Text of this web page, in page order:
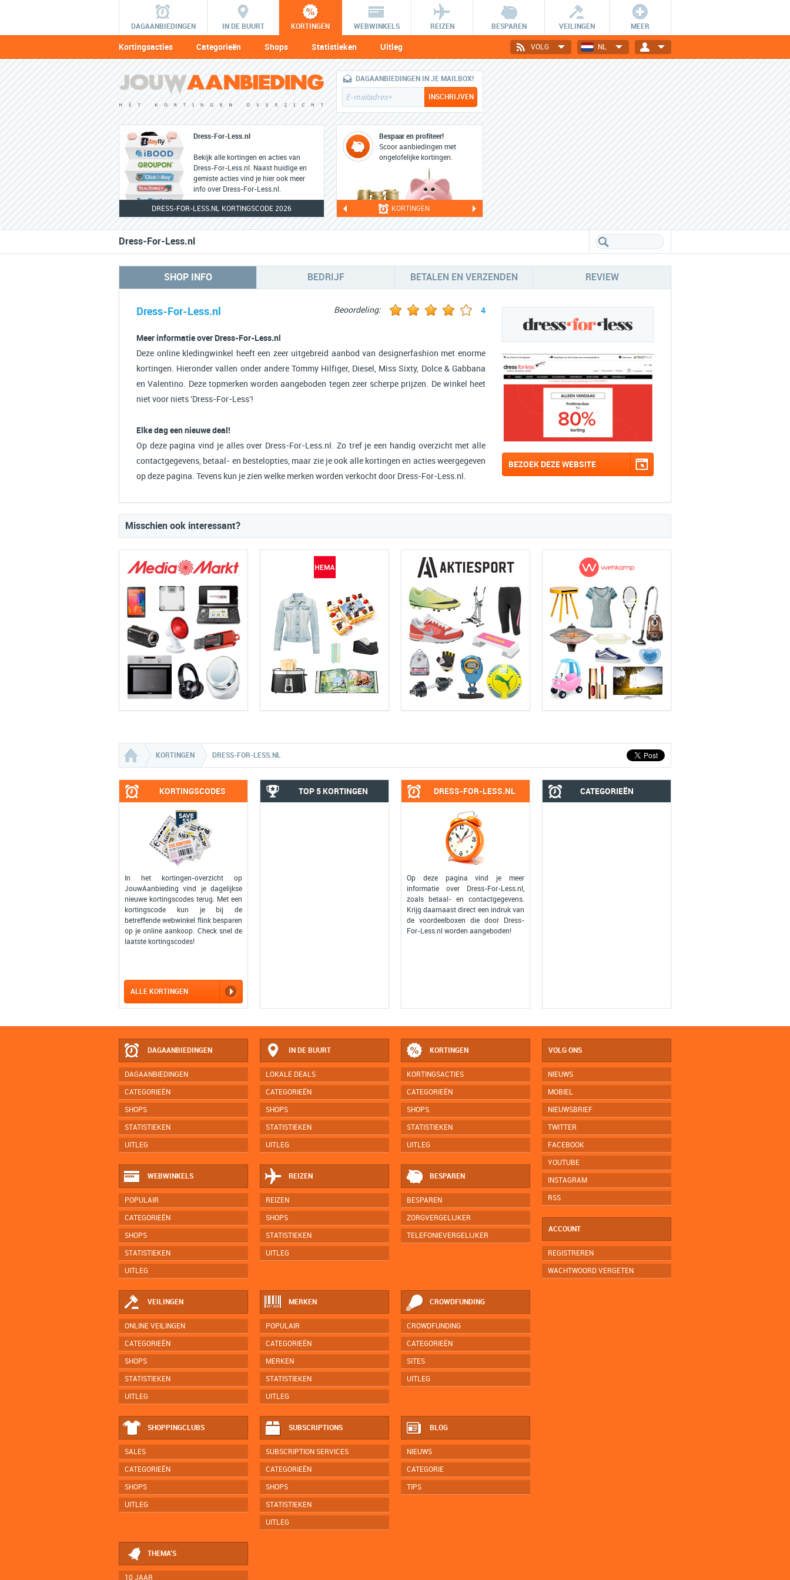
DAGAANBIEDINGEN IN DE BUURT KORTINGEN WEBWINKELS REIZEN BESPAREN VEILINGEN MEER
Kortingsacties Categorieën Shops Statistieken Uitleg NL
VOLG
Dress-For-Less.nl
Bekijk alle kortingen en acties van
Dress-For-Less.nl. Naast huidige en
gemiste acties vind je hier ook meer
info over Dress-For-Less.nl.
DRESS-FOR-LESS.NL KORTINGSCODE 2026
DAGAANBIEDINGEN IN JE MAILBOX!
Bespaar en profiteer!
Scoor aanbiedingen met
ongelofelijke kortingen.
KORTINGEN
Dress-For-Less.nl
SHOP INFO BEDRIJF BETALEN EN VERZENDEN REVIEW
Dress-For-Less.nl Beoordeling: 4
Meer informatie over Dress-For-Less.nl
Deze online kledingwinkel heeft een zeer uitgebreid aanbod van designerfashion met enorme
kortingen. Hieronder vallen onder andere Tommy Hilfiger, Diesel, Miss Sixty, Dolce & Gabbana
en Valentino. Deze topmerken worden aangeboden tegen zeer scherpe prijzen. De winkel heet
niet voor niets 'Dress-For-Less'!
Elke dag een nieuwe deal!
Op deze pagina vind je alles over Dress-For-Less.nl. Zo tref je een handig overzicht met alle
contactgegevens, betaal- en bestelopties, maar zie je ook alle kortingen en acties weergegeven
op deze pagina. Tevens kun je zien welke merken worden verkocht door Dress-For-Less.nl.
BEZOEK DEZE WEBSITE
Misschien ook interessant?
KORTINGEN DRESS-FOR-LESS.NL
KORTINGSCODES
In het kortingen-overzicht op
JouwAanbieding vind je dagelijkse
nieuwe kortingscodes terug. Met een
kortingscode kun je bij de
betreffende webwinkel flink besparen
op je online aankoop. Check snel de
laatste kortingscodes!
ALLE KORTINGEN
TOP 5 KORTINGEN DRESS-FOR-LESS.NL
Op deze pagina vind je meer
informatie over Dress-For-Less.nl,
zoals betaal- en contactgegevens.
Krijg daarnaast direct een indruk van
de voordeelboxen die door Dress-
For-Less.nl worden aangeboden!
CATEGORIEËN
DAGAANBIEDINGEN
DAGAANBIEDINGEN
CATEGORIEËN
SHOPS
STATISTIEKEN
UITLEG
IN DE BUURT
LOKALE DEALS
CATEGORIEËN
SHOPS
STATISTIEKEN
UITLEG
KORTINGEN
KORTINGSACTIES
CATEGORIEËN
SHOPS
STATISTIEKEN
UITLEG
WEBWINKELS
POPULAIR
CATEGORIEËN
SHOPS
STATISTIEKEN
UITLEG
REIZEN
REIZEN
SHOPS
STATISTIEKEN
UITLEG
BESPAREN
BESPAREN
ZORGVERGELIJKER
TELEFONIEVERGELIJKER
VEILINGEN
ONLINE VEILINGEN
CATEGORIEËN
SHOPS
STATISTIEKEN
UITLEG
MERKEN
POPULAIR
CATEGORIEËN
MERKEN
STATISTIEKEN
UITLEG
CROWDFUNDING
CROWDFUNDING
CATEGORIEËN
SITES
UITLEG
SHOPPINGCLUBS
SALES
CATEGORIEËN
SHOPS
UITLEG
SUBSCRIPTIONS
SUBSCRIPTION SERVICES
CATEGORIEËN
SHOPS
STATISTIEKEN
UITLEG
BLOG
NIEUWS
CATEGORIE
TIPS
THEMA'S
10 JAAR
VOLG ONS
NIEUWS
MOBIEL
NIEUWSBRIEF
TWITTER
FACEBOOK
YOUTUBE
INSTAGRAM
RSS
ACCOUNT
REGISTREREN
WACHTWOORD VERGETEN